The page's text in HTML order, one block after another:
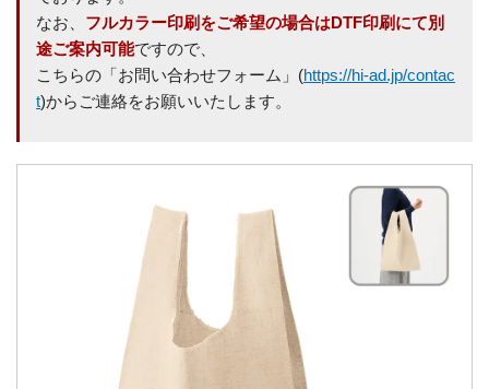
なお、 フルカラー印刷をご希望の場合はDTF印刷にて別
途ご案内可能ですので、
こちらの「お問い合わせフォーム」(https://hi-ad.jp/contac
t)からご連絡をお願いいたします。